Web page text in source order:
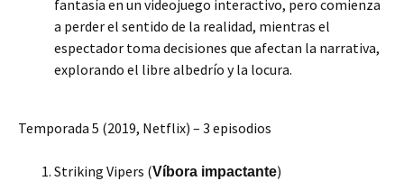
fantasía en un videojuego interactivo, pero comienza
a perder el sentido de la realidad, mientras el
espectador toma decisiones que afectan la narrativa,
explorando el libre albedrío y la locura.
Temporada 5 (2019, Netflix) – 3 episodios
Striking Vipers (Víbora impactante)